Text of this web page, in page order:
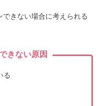
できない場合に考えられる
きない原因
る